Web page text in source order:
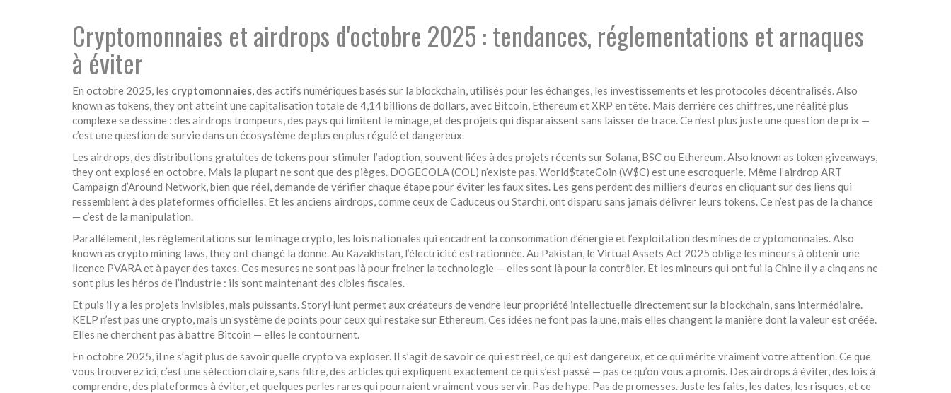
Cryptomonnaies et airdrops d'octobre 2025 : tendances, réglementations et arnaques
à éviter
En octobre 2025, les cryptomonnaies,des actifs numériques basés sur la blockchain, utilisés pour les échanges, les investissements et les protocoles décentralisés. Also
known as tokens, theyont atteint une capitalisation totale de 4,14 billions de dollars, avec Bitcoin, Ethereum et XRP en tête. Mais derrière ces chiffres, une réalité plus
complexe se dessine : des airdrops trompeurs, des pays qui limitent le minage, et des projets qui disparaissent sans laisser de trace. Ce n’est plus juste une question de prix —
c’est une question de survie dans un écosystème de plus en plus régulé et dangereux.
Les airdrops,des distributions gratuites de tokens pour stimuler l’adoption, souvent liées à des projets récents sur Solana, BSC ou Ethereum. Also known as token giveaways,
theyont explosé en octobre. Mais la plupart ne sont que des pièges. DOGECOLA (COL) n’existe pas. World$tateCoin (W$C) est une escroquerie. Même l’airdrop ART
Campaign d’Around Network, bien que réel, demande de vérifier chaque étape pour éviter les faux sites. Les gens perdent des milliers d’euros en cliquant sur des liens qui
ressemblent à des plateformes officielles. Et les anciens airdrops, comme ceux de Caduceus ou Starchi, ont disparu sans jamais délivrer leurs tokens. Ce n’est pas de la chance
— c’est de la manipulation.
Parallèlement, les réglementations sur le minage crypto, les lois nationales qui encadrent la consommation d’énergie et l’exploitation des mines de cryptomonnaies. Also
known as crypto mining laws, theyont changé la donne. Au Kazakhstan, l’électricité est rationnée. Au Pakistan, le Virtual Assets Act 2025 oblige les mineurs à obtenir une
licence PVARA et à payer des taxes. Ces mesures ne sont pas là pour freiner la technologie — elles sont là pour la contrôler. Et les mineurs qui ont fui la Chine il y a cinq ans ne
sont plus les héros de l’industrie : ils sont maintenant des cibles fiscales.
Et puis il y a les projets invisibles, mais puissants. StoryHunt permet aux créateurs de vendre leur propriété intellectuelle directement sur la blockchain, sans intermédiaire.
KELP n’est pas une crypto, mais un système de points pour ceux qui restake sur Ethereum. Ces idées ne font pas la une, mais elles changent la manière dont la valeur est créée.
Elles ne cherchent pas à battre Bitcoin — elles le contournent.
En octobre 2025, il ne s’agit plus de savoir quelle crypto va exploser. Il s’agit de savoir ce qui est réel, ce qui est dangereux, et ce qui mérite vraiment votre attention. Ce que
vous trouverez ici, c’est une sélection claire, sans filtre, des articles qui expliquent exactement ce qui s’est passé — pas ce qu’on vous a promis. Des airdrops à éviter, des lois à
comprendre, des plateformes à éviter, et quelques perles rares qui pourraient vraiment vous servir. Pas de hype. Pas de promesses. Juste les faits, les dates, les risques, et ce